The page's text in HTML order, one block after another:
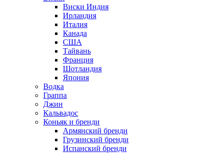
Виски Индия
Ирландия
Италия
Канада
США
Тайвань
Франция
Шотландия
Япония
Водка
Граппа
Джин
Кальвадос
Коньяк и бренди
Армянский бренди
Грузинский бренди
Испанский бренди